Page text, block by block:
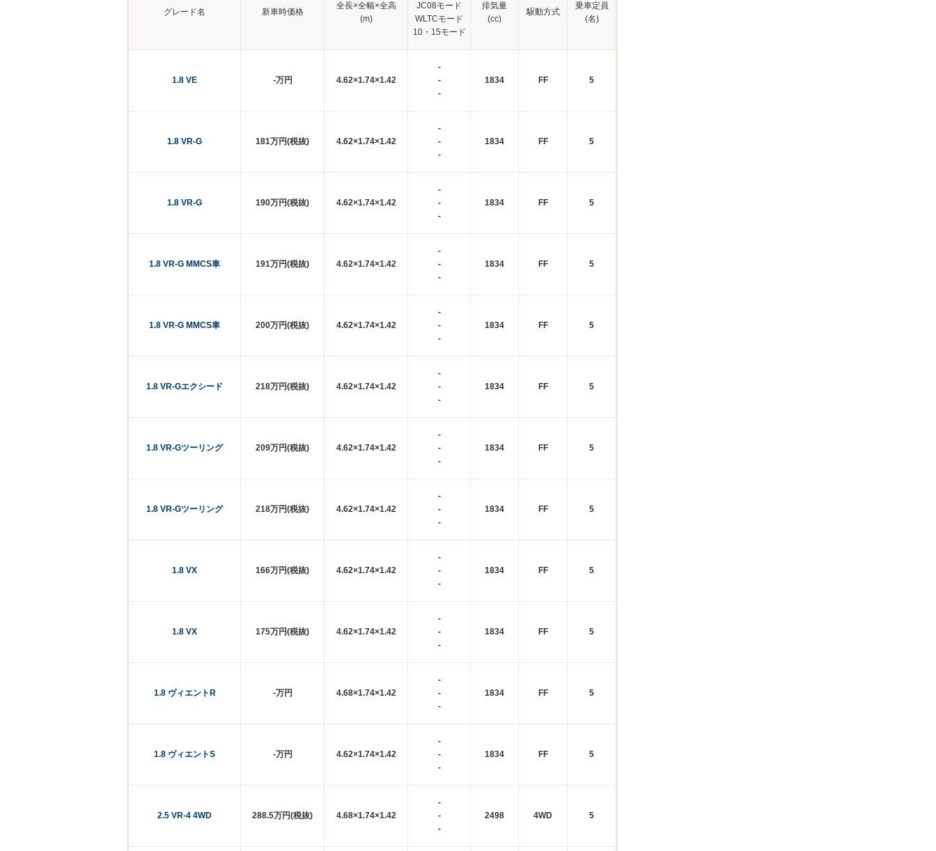
グレード名 新車時価格
全長×全幅×全高
(m)
JC08モード
WLTCモード
10・15モード
排気量
(cc)
駆動方式
乗車定員
(名)
1.8 VE -万円 4.62×1.74×1.42
-
-
-
1834 FF 5
1.8 VR-G 181万円(税抜) 4.62×1.74×1.42
-
-
-
1834 FF 5
1.8 VR-G 190万円(税抜) 4.62×1.74×1.42
-
-
-
1834 FF 5
1.8 VR-G MMCS車 191万円(税抜) 4.62×1.74×1.42
-
-
-
1834 FF 5
1.8 VR-G MMCS車 200万円(税抜) 4.62×1.74×1.42
-
-
-
1834 FF 5
1.8 VR-Gエクシード 218万円(税抜) 4.62×1.74×1.42
-
-
-
1834 FF 5
1.8 VR-Gツーリング 209万円(税抜) 4.62×1.74×1.42
-
-
-
1834 FF 5
1.8 VR-Gツーリング 218万円(税抜) 4.62×1.74×1.42
-
-
-
1834 FF 5
1.8 VX 166万円(税抜) 4.62×1.74×1.42
-
-
-
1834 FF 5
1.8 VX 175万円(税抜) 4.62×1.74×1.42
-
-
-
1834 FF 5
1.8 ヴィエントR -万円 4.68×1.74×1.42
-
-
-
1834 FF 5
1.8 ヴィエントS -万円 4.62×1.74×1.42
-
-
-
1834 FF 5
2.5 VR-4 4WD 288.5万円(税抜) 4.68×1.74×1.42
-
-
-
2498 4WD 5